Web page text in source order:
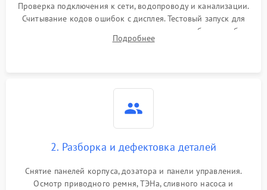
Проверка подключения к сети, водопроводу и канализации.
Считывание кодов ошибок с дисплея. Тестовый запуск для
выявления посторонних шумов, протечек или сбоев в работе
электронного модуля управления.
Подробнее
2. Разборка и дефектовка деталей
Снятие панелей корпуса, дозатора и панели управления.
Осмотр приводного ремня, ТЭНа, сливного насоса и